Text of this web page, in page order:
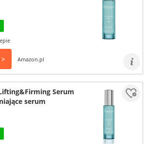
Amazon.pl
Serum
serum